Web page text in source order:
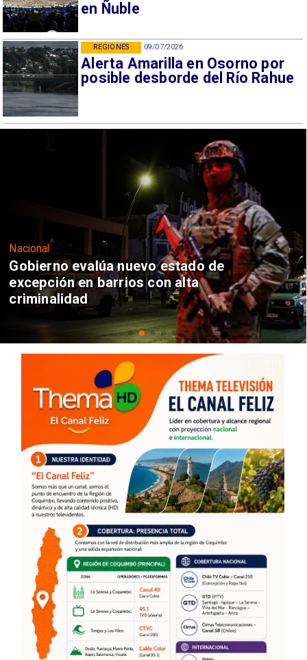
en Ñuble
09/07/2026
Alerta Amarilla en Osorno por
posible desborde del Río Rahue
REGIONES
Nacional
Gobierno evalúa nuevo estado de
excepción en barrios con alta
criminalidad